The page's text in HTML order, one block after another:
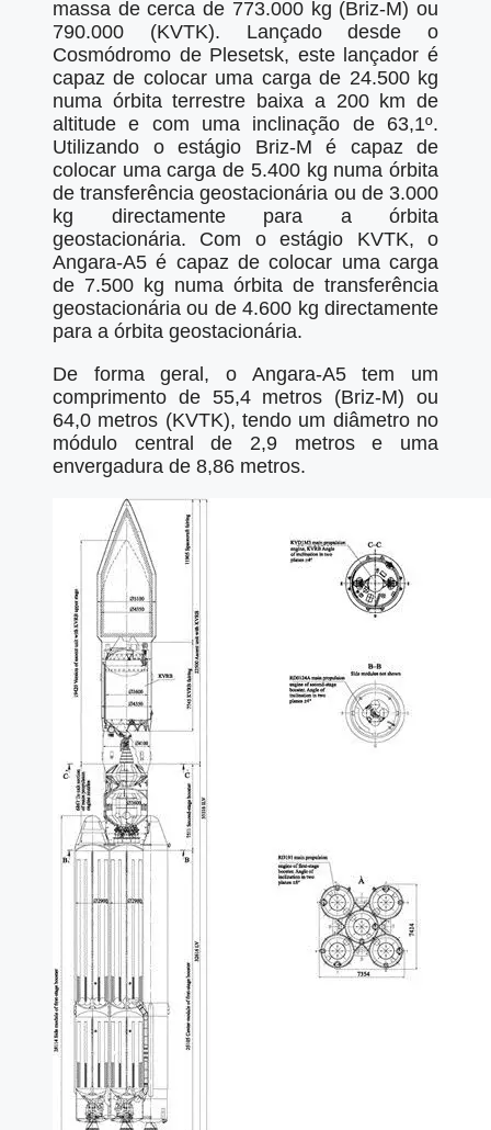
massa de cerca de 773.000 kg (Briz-M) ou
790.000 (KVTK). Lançado desde o
Cosmódromo de Plesetsk, este lançador é
capaz de colocar uma carga de 24.500 kg
numa órbita terrestre baixa a 200 km de
altitude e com uma inclinação de 63,1º.
Utilizando o estágio Briz-M é capaz de
colocar uma carga de 5.400 kg numa órbita
de transferência geostacionária ou de 3.000
kg directamente para a órbita
geostacionária. Com o estágio KVTK, o
Angara-A5 é capaz de colocar uma carga
de 7.500 kg numa órbita de transferência
geostacionária ou de 4.600 kg directamente
para a órbita geostacionária.
De forma geral, o Angara-A5 tem um
comprimento de 55,4 metros (Briz-M) ou
64,0 metros (KVTK), tendo um diâmetro no
módulo central de 2,9 metros e uma
envergadura de 8,86 metros.